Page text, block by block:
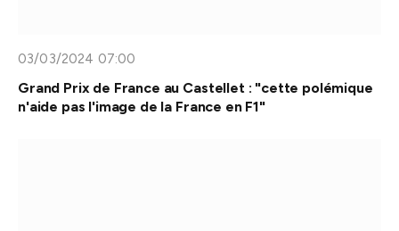
03/03/2024 07:00
Grand Prix de France au Castellet : "cette polémique
n'aide pas l'image de la France en F1"